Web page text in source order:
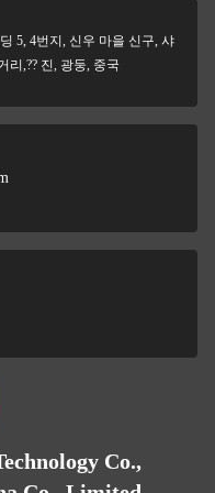
5, 4번지, 신우 마을 신구, 샤
리,?? 진, 광둥, 중국
Co.,